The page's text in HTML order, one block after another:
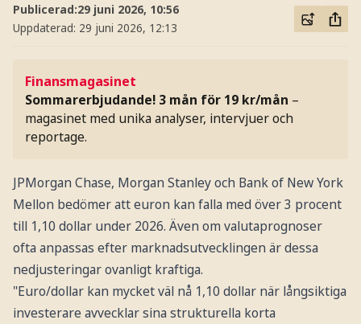
Publicerad:29 juni 2026, 10:56
Uppdaterad: 29 juni 2026, 12:13
Finansmagasinet
Sommarerbjudande! 3 mån för 19 kr/mån –
magasinet med unika analyser, intervjuer och
reportage.
JPMorgan Chase, Morgan Stanley och Bank of New York
Mellon bedömer att euron kan falla med över 3 procent
till 1,10 dollar under 2026. Även om valutaprognoser
ofta anpassas efter marknadsutvecklingen är dessa
nedjusteringar ovanligt kraftiga.
"Euro/dollar kan mycket väl nå 1,10 dollar när långsiktiga
investerare avvecklar sina strukturella korta